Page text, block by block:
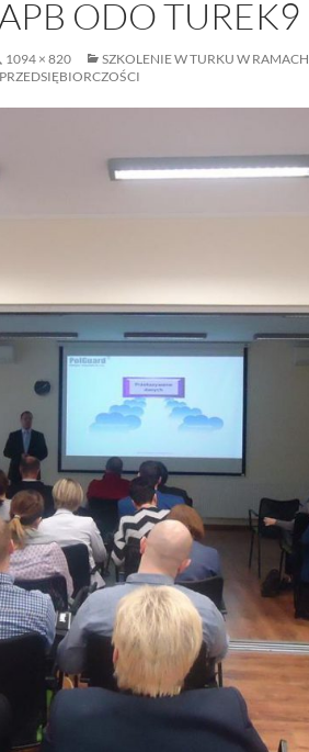
ODO TUREK9
1094 × 820
SZKOLENIE W TURKU W RAMACH